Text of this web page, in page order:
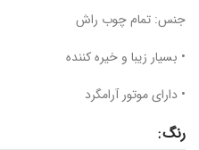
جنس: تمام چوب راش
• بسیار زیبا و خیره کننده
• دارای موتور آرامگرد
رنگ